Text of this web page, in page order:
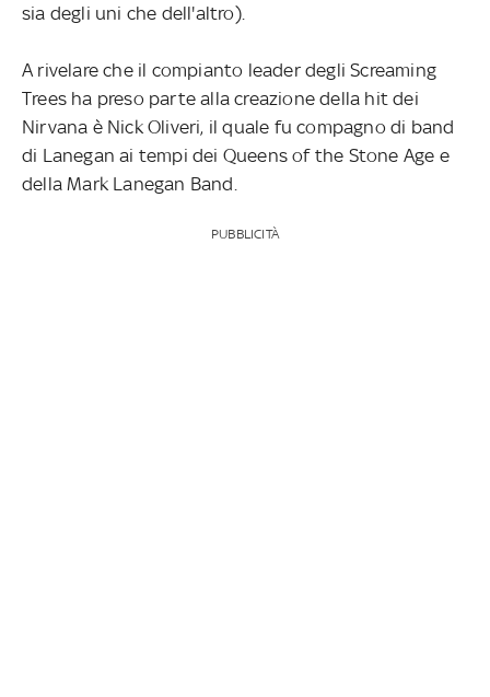
sia degli uni che dell'altro).
A rivelare che il compianto leader degli Screaming
Trees ha preso parte alla creazione della hit dei
Nirvana è Nick Oliveri, il quale fu compagno di band
di Lanegan ai tempi dei Queens of the Stone Age e
della Mark Lanegan Band.
PUBBLICITÀ